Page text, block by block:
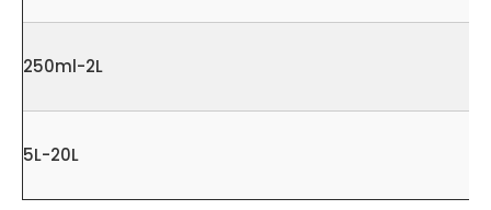
250ml-2L
5L-20L